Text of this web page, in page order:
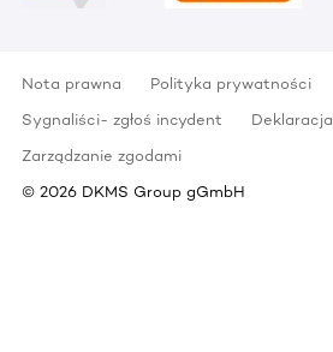
Nota prawna Polityka prywatności
Sygnaliści- zgłoś incydent
Zarządzanie zgodami
© 2026 DKMS Group gGmbH